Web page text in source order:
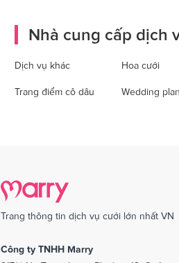
Nhà cung cấp dịch
Dịch vụ khác Hoa cưới
Trang điểm cô dâu Wedding
Trang thông tin dịch vụ cưới lớn nhất VN
Công ty TNHH Marry